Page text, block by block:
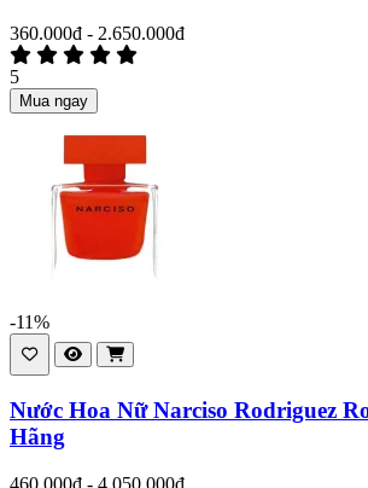
360.000đ - 2.650.000đ
5
Mua ngay
-11%
Nước Hoa Nữ Narciso Rodriguez
Hãng
460.000đ - 4.050.000đ